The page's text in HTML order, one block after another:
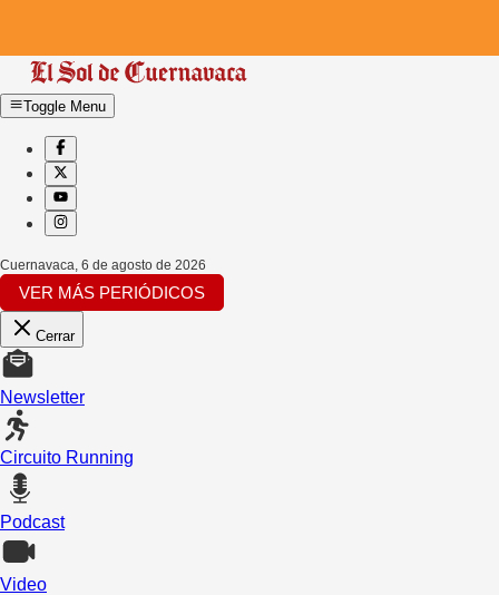
Toggle Menu
Cuernavaca 6 de agosto de 2026
VER MÁS PERIÓDICOS
Cerrar
Newsletter
Circuito Running
Podcast
Video